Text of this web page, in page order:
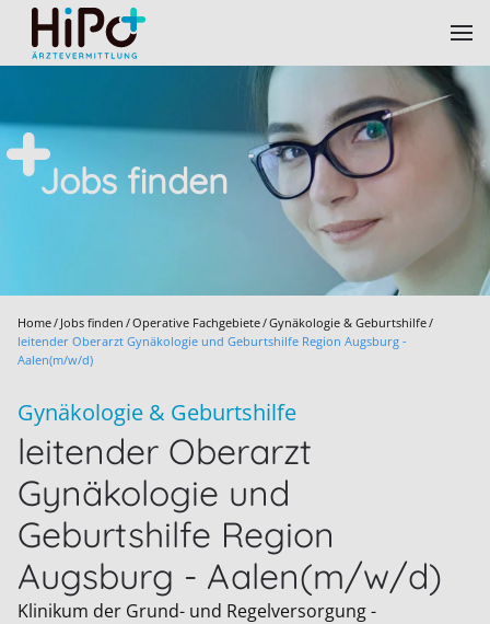
Skip to main content
Jobs finden
Home Jobs finden Operative Fachgebiete Gynäkologie & Geburtshilfe
leitender Oberarzt Gynäkologie und Geburtshilfe Region Augsburg -
Aalen(m/w/d)
Gynäkologie & Geburtshilfe
leitender Oberarzt
Gynäkologie und
Geburtshilfe Region
Augsburg - Aalen(m/w/d)
Klinikum der Grund- und Regelversorgung -